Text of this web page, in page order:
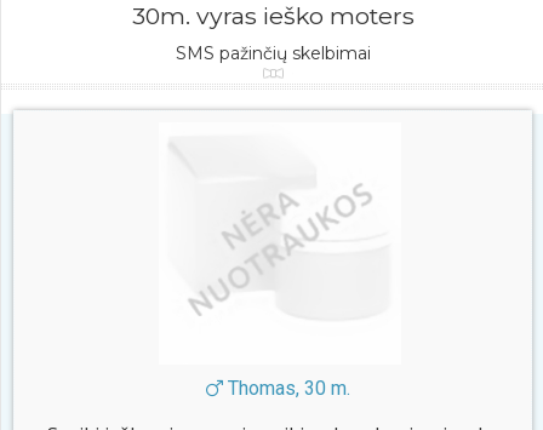
30m. vyras ieško moters
SMS pažinčių skelbimai
Thomas, 30 m.